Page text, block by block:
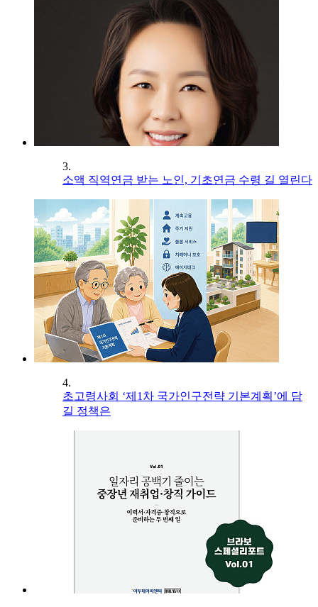
3.
소액 직역연금 받는 노인, 기초연금 수령 길 열린다
4.
초고령사회 ‘제1차 국가인구전략 기본계획’에 담
길 정책은